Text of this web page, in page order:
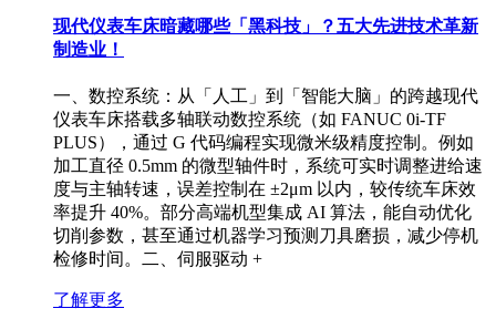
现代仪表车床暗藏哪些「黑科技」？五大先进技术革新
制造业！
一、数控系统：从「人工」到「智能大脑」的跨越现代
仪表车床搭载多轴联动数控系统（如 FANUC 0i-TF
PLUS），通过 G 代码编程实现微米级精度控制。例如
加工直径 0.5mm 的微型轴件时，系统可实时调整进给速
度与主轴转速，误差控制在 ±2μm 以内，较传统车床效
率提升 40%。部分高端机型集成 AI 算法，能自动优化
切削参数，甚至通过机器学习预测刀具磨损，减少停机
检修时间。二、伺服驱动 +
了解更多